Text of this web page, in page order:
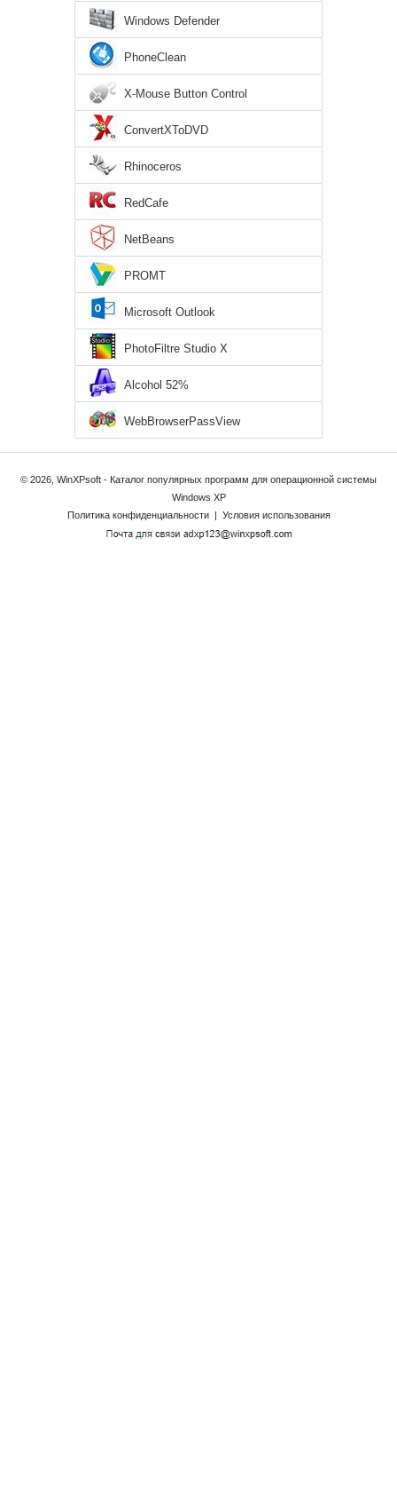
Windows Defender
PhoneClean
X-Mouse Button Control
ConvertXToDVD
Rhinoceros
RedCafe
NetBeans
PROMT
Microsoft Outlook
PhotoFiltre Studio X
Alcohol 52%
WebBrowserPassView
© 2026, WinXPsoft - Каталог популярных программ для операционной системы
Windows XP
Политика конфиденциальности
| Условия использования